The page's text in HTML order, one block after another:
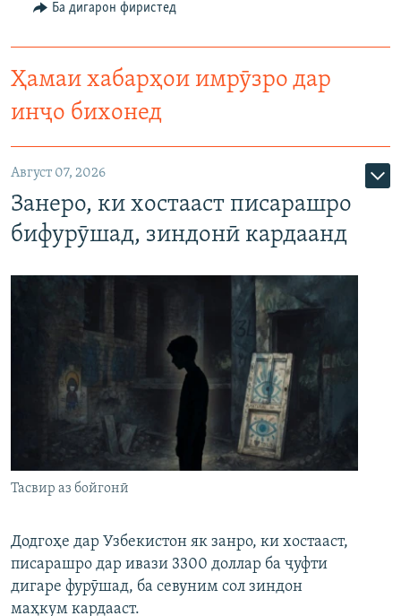
Ба дигарон фиристед
Ҳамаи хабарҳои имрӯзро дар
инҷо бихонед
Август 07, 2026
Занеро, ки хостааст писарашро
бифурӯшад, зиндонӣ кардаанд
Тасвир аз бойгонӣ
Додгоҳе дар Узбекистон як занро, ки хостааст,
писарашро дар ивази 3300 доллар ба ҷуфти
дигаре фурӯшад, ба севуним сол зиндон
маҳкум кардааст.